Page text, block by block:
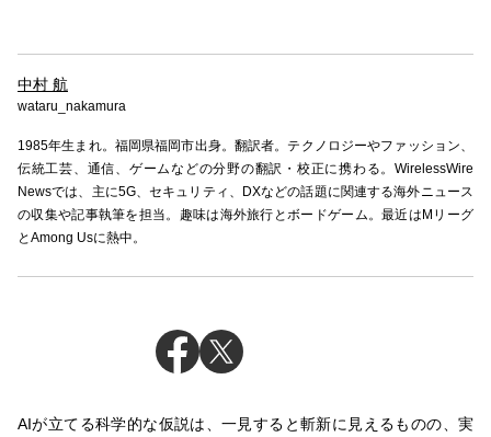
中村 航
wataru_nakamura
1985年生まれ。福岡県福岡市出身。翻訳者。テクノロジーやファッション、
伝統工芸、通信、ゲームなどの分野の翻訳・校正に携わる。WirelessWire
Newsでは、主に5G、セキュリティ、DXなどの話題に関連する海外ニュース
の収集や記事執筆を担当。趣味は海外旅行とボードゲーム。最近はMリーグ
とAmong Usに熱中。
AIが立てる科学的な仮説は、一見すると斬新に見えるものの、実